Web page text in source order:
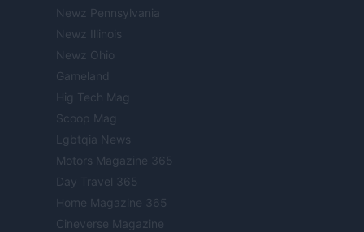
Newz Pennsylvania
Newz Illinois
Newz Ohio
Gameland
Hig Tech Mag
Scoop Mag
Lgbtqia News
Motors Magazine 365
Day Travel 365
Home Magazine 365
Cineverse Magazine